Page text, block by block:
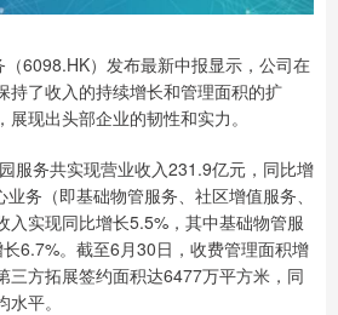
6098.HK）发布最新中报显示，公司在
持了收入的持续增长和管理面积的扩
现出头部企业的韧性和实力。
务共实现营业收入231.9亿元，同比增
务（即基础物管服务、社区增值服务、
入实现同比增长5.5%，其中基础物管服
6.7%。截至6月30日，收费管理面积增
三方拓展签约面积达6477万平方米，同
平。